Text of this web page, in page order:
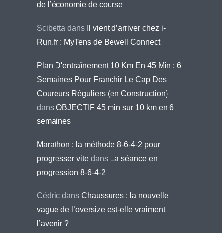
de l’économie de course
Scibetta dans
Il vient d’arriver chez i-
Run.fr : MyTens de Bewell Connect
Plan D'entraînement 10 Km En 45 Min : 6
Semaines Pour Franchir Le Cap Des
Coureurs Réguliers (en Construction)
dans OBJECTIF 45 min sur 10 km en 6
semaines
Marathon : la méthode 8-6-4-2 pour
progresser vite dans La séance en
progression 8-6-4-2
Cédric dans Chaussures : la nouvelle
vague de l’oversize est-elle vraiment
l’avenir ?